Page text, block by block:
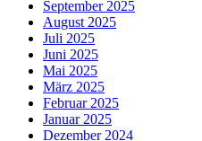
September 2025
August 2025
Juli 2025
Juni 2025
Mai 2025
März 2025
Februar 2025
Januar 2025
Dezember 2024